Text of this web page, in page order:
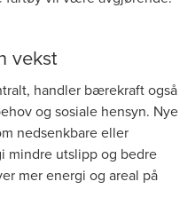
vekst
handler bærekraft også
og sosiale hensyn. Nye
nedsenkbare eller
mindre utslipp og bedre
mer energi og areal på